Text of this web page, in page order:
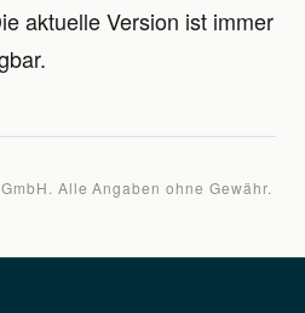
aktuelle Version ist immer
Alle Angaben ohne Gewähr.